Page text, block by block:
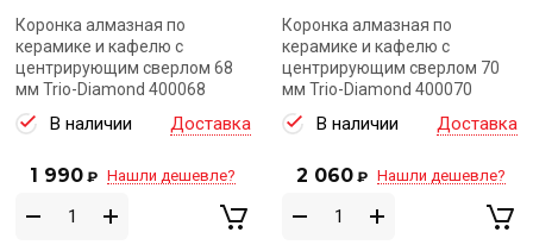
Коронка алмазная по
керамике и кафелю с
центрирующим сверлом 68
мм Trio-Diamond 400068
В наличии Доставка
1 990 ₽ Нашли дешевле?
Коронка алмазная по
керамике и кафелю с
центрирующим сверлом 70
мм Trio-Diamond 400070
В наличии Доставка
2 060 ₽ Нашли дешевле?